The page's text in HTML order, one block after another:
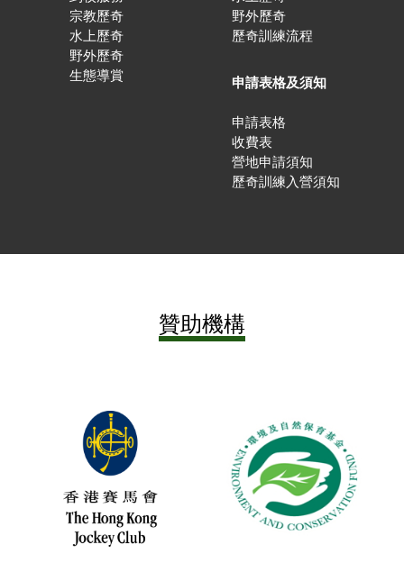
宗教歷奇
水上歷奇
野外歷奇
生態導賞
野外歷奇
歷奇訓練流程
申請表格及須知
申請表格
收費表
營地申請須知
歷奇訓練入營須知
贊助機構